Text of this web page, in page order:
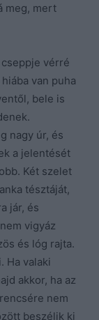
meg, mert
vérré
van puha
bele is
nagy úr, és
a jelentését
Két szelet
tésztáját,
jár, és
vigyáz
és lóg rajta.
Ha valaki
akkor, ha az
nem
beszélik ki